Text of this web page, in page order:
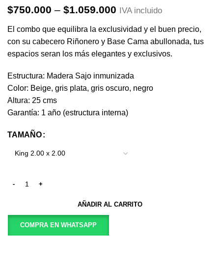
$750.000 – $1.059.000 Price
$750.000
through
$1.059.000
IVA incluido
El combo que equilibra la exclusividad y el buen precio,
con su cabecero Riñonero y Base Cama abullonada, tus
espacios seran los más elegantes y exclusivos.
Estructura: Madera Sajo inmunizada
Color: Beige, gris plata, gris oscuro, negro
Altura: 25 cms
Garantía: 1 año (estructura interna)
TAMAÑO
AÑADIR AL CARRITO
COMPRA EN WHATSAPP